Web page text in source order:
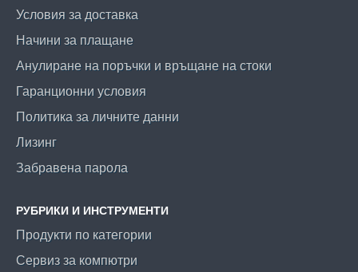
Условия за доставка
Начини за плащане
Анулиране на поръчки и връщане на стоки
Гаранционни условия
Политика за личните данни
Лизинг
Забравена парола
РУБРИКИ И ИНСТРУМЕНТИ
Продукти по категории
Сервиз за компютри